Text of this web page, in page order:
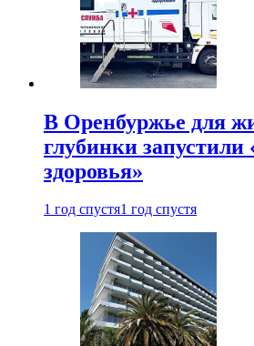
В Оренбуржье для
глубинки запустили
здоровья»
1 год спустя1 год спустя